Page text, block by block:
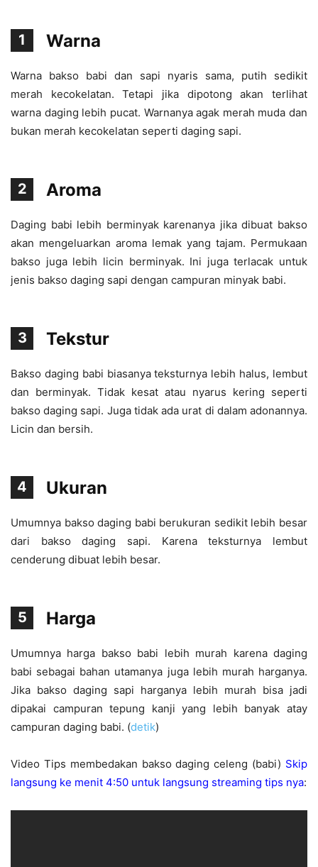
1 Warna
Warna bakso babi dan sapi nyaris sama, putih sedikit
merah kecokelatan. Tetapi jika dipotong akan terlihat
warna daging lebih pucat. Warnanya agak merah muda dan
bukan merah kecokelatan seperti daging sapi.
2 Aroma
Daging babi lebih berminyak karenanya jika dibuat bakso
akan mengeluarkan aroma lemak yang tajam. Permukaan
bakso juga lebih licin berminyak. Ini juga terlacak untuk
jenis bakso daging sapi dengan campuran minyak babi.
3 Tekstur
Bakso daging babi biasanya teksturnya lebih halus, lembut
dan berminyak. Tidak kesat atau nyarus kering seperti
bakso daging sapi. Juga tidak ada urat di dalam adonannya.
Licin dan bersih.
4 Ukuran
Umumnya bakso daging babi berukuran sedikit lebih besar
dari bakso daging sapi. Karena teksturnya lembut
cenderung dibuat lebih besar.
5 Harga
Umumnya harga bakso babi lebih murah karena daging
babi sebagai bahan utamanya juga lebih murah harganya.
Jika bakso daging sapi harganya lebih murah bisa jadi
dipakai campuran tepung kanji yang lebih banyak atay
campuran daging babi. (detik)
Video Tips membedakan bakso daging celeng (babi) Skip
langsung ke menit 4:50 untuk langsung streaming tips nya: